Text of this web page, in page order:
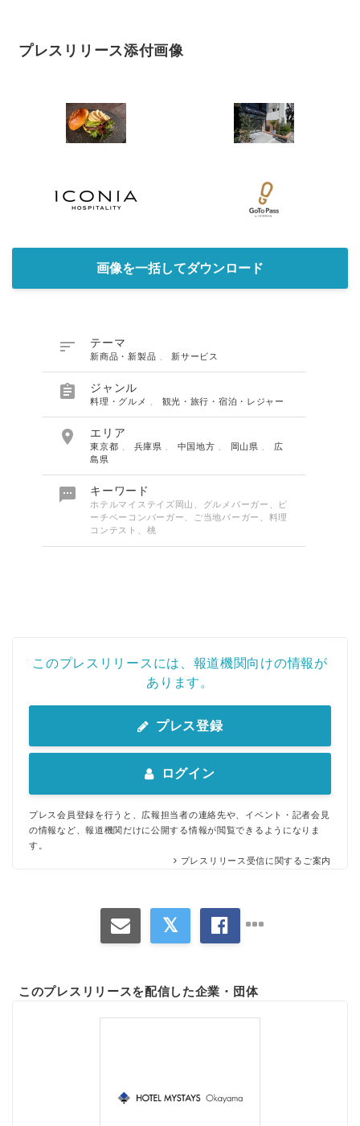
プレスリリース添付画像
画像を一括してダウンロード
 テーマ
新商品・新製品 新サービス
 ジャンル
料理・グルメ 観光・旅行・宿泊・レジャー
 エリア
東京都 兵庫県 中国地方 岡山県
広
島県
 キーワード
ホテルマイステイズ岡山、グルメバーガー、ピ
ーチベーコンバーガー、ご当地バーガー、料理
コンテスト、桃
このプレスリリースには、報道機関向けの情報が
あります。
プレス登録
ログイン
プレス会員登録を行うと、広報担当者の連絡先や、イベント・記者会見
の情報など、報道機関だけに公開する情報が閲覧できるようになりま
す。
プレスリリース受信に関するご案内
このプレスリリースを配信した企業・団体